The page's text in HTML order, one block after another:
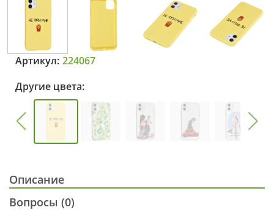
Артикул: 224067
Другие цвета:
Описание
Вопросы (0)